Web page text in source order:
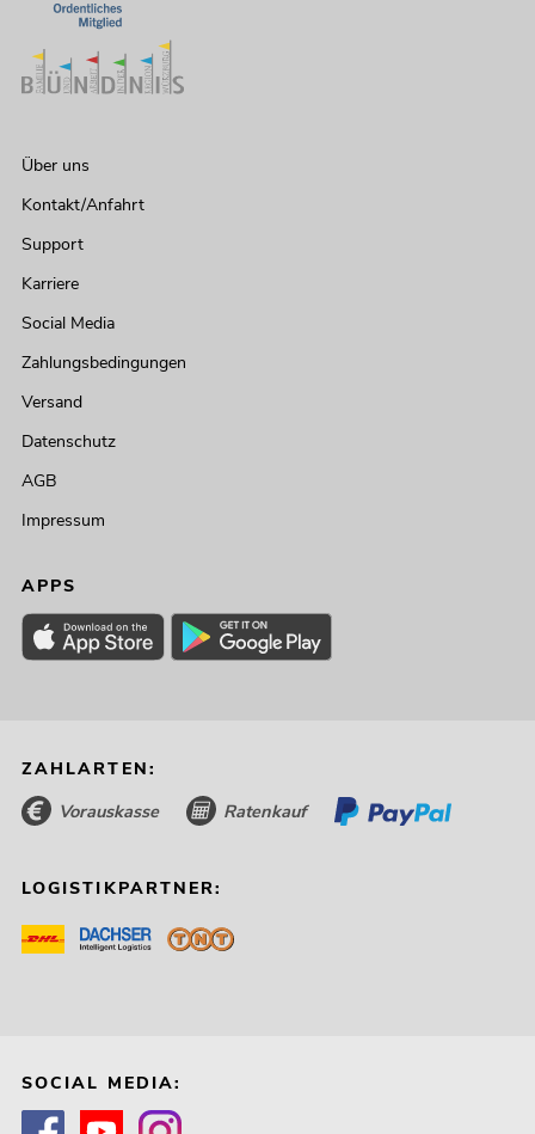
Über uns
Kontakt/Anfahrt
Support
Karriere
Social Media
Zahlungsbedingungen
Versand
Datenschutz
AGB
Impressum
APPS
ZAHLARTEN:
Vorauskasse Ratenkauf
LOGISTIKPARTNER:
SOCIAL MEDIA: